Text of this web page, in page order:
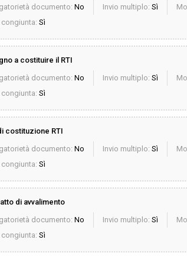
documento: No Invio multiplo: Sì
congiunta: Sì
a costituire il RTI
documento: No Invio multiplo: Sì
congiunta: Sì
costituzione RTI
documento: No Invio multiplo: Sì
congiunta: Sì
di avvalimento
documento: No Invio multiplo: Sì
congiunta: Sì